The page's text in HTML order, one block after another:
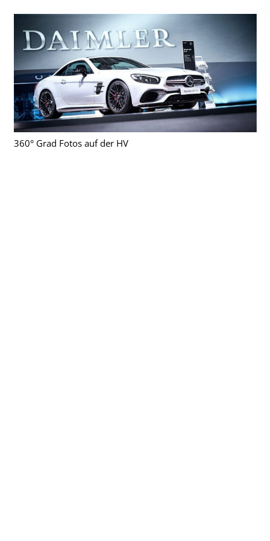
360° Grad Fotos auf der HV